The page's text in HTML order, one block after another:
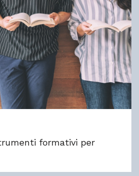
formativi per